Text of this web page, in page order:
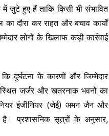
जुटे हुए हैं ताकि किसी भी संभावित
दौरा कर राहत और बचाव कार्यों
लोगों के खिलाफ कड़ी कार्रवाई
दुर्घटना के कारणों और जिम्मेदार
स्थित जर्जर और खतरनाक भवनों का
इंजीनियर (जेई) अमन जैन और
है। प्रशासनिक सूत्रों के अनुसार,